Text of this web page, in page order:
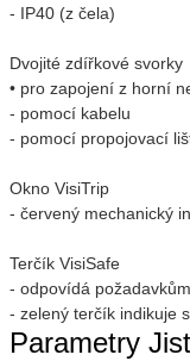
- IP40 (z čela)
Dvojité zdířkové svorky
• pro zapojení z horní
- pomocí kabelu
- pomocí propojovací
Okno VisiTrip
- červený mechanický
Terčík VisiSafe
- odpovídá
- zelený terčík indikuje
Parametry